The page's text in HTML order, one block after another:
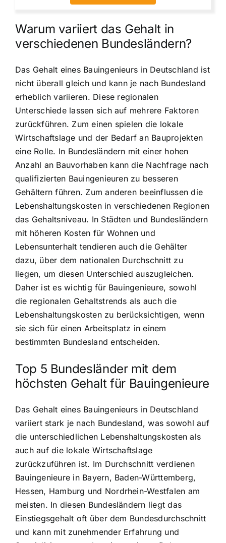
Warum variiert das Gehalt in
verschiedenen Bundesländern?
Das Gehalt eines Bauingenieurs in Deutschland ist
nicht überall gleich und kann je nach Bundesland
erheblich variieren. Diese regionalen
Unterschiede lassen sich auf mehrere Faktoren
zurückführen. Zum einen spielen die lokale
Wirtschaftslage und der Bedarf an Bauprojekten
eine Rolle. In Bundesländern mit einer hohen
Anzahl an Bauvorhaben kann die Nachfrage nach
qualifizierten Bauingenieuren zu besseren
Gehältern führen. Zum anderen beeinflussen die
Lebenshaltungskosten in verschiedenen Regionen
das Gehaltsniveau. In Städten und Bundesländern
mit höheren Kosten für Wohnen und
Lebensunterhalt tendieren auch die Gehälter
dazu, über dem nationalen Durchschnitt zu
liegen, um diesen Unterschied auszugleichen.
Daher ist es wichtig für Bauingenieure, sowohl
die regionalen Gehaltstrends als auch die
Lebenshaltungskosten zu berücksichtigen, wenn
sie sich für einen Arbeitsplatz in einem
bestimmten Bundesland entscheiden.
Top 5 Bundesländer mit dem
höchsten Gehalt für Bauingenieure
Das Gehalt eines Bauingenieurs in Deutschland
variiert stark je nach Bundesland, was sowohl auf
die unterschiedlichen Lebenshaltungskosten als
auch auf die lokale Wirtschaftslage
zurückzuführen ist. Im Durchschnitt verdienen
Bauingenieure in Bayern, Baden-Württemberg,
Hessen, Hamburg und Nordrhein-Westfalen am
meisten. In diesen Bundesländern liegt das
Einstiegsgehalt oft über dem Bundesdurchschnitt
und kann mit zunehmender Erfahrung und